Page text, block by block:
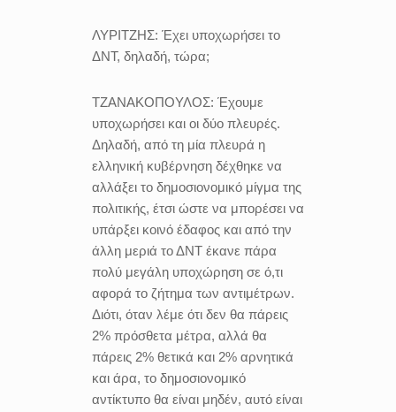
ΛΥΡΙΤΖΗΣ: Έχει υποχωρήσει το
ΔΝΤ, δηλαδή, τώρα;
ΤΖΑΝΑΚΟΠΟΥΛΟΣ: Έχουμε
υποχωρήσει και οι δύο πλευρές.
Δηλαδή, από τη μία πλευρά η
ελληνική κυβέρνηση δέχθηκε να
αλλάξει το δημοσιονομικό μίγμα της
πολιτικής, έτσι ώστε να μπορέσει να
υπάρξει κοινό έδαφος και από την
άλλη μεριά το ΔΝΤ έκανε πάρα
πολύ μεγάλη υποχώρηση σε ό,τι
αφορά το ζήτημα των αντιμέτρων.
Διότι, όταν λέμε ότι δεν θα πάρεις
2% πρόσθετα μέτρα, αλλά θα
πάρεις 2% θετικά και 2% αρνητικά
και άρα, το δημοσιονομικό
αντίκτυπο θα είναι μηδέν, αυτό είναι